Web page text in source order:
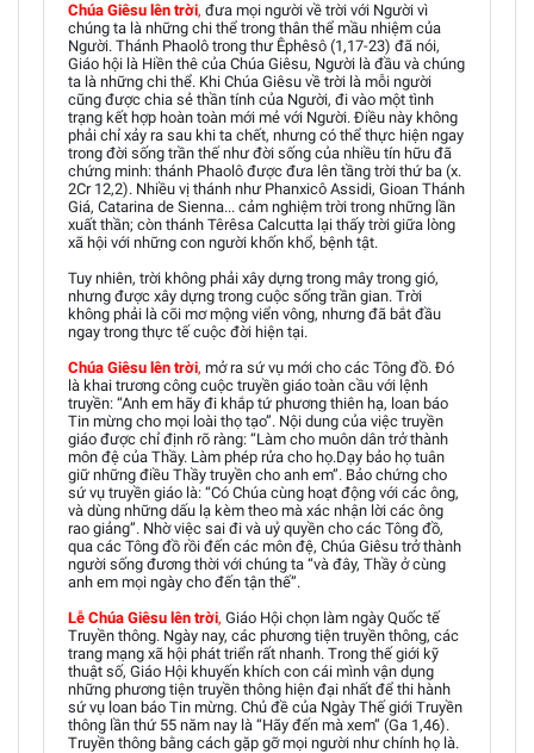
Chúa Giêsu lên trời, đưa mọi người về trời với Người vì
chúng ta là những chi thể trong thân thể mầu nhiệm của
Người. Thánh Phaolô trong thư Êphêsô (1,17-23) đã nói,
Giáo hội là Hiền thê của Chúa Giêsu, Người là đầu và chúng
ta là những chi thể. Khi Chúa Giêsu về trời là mỗi người
cũng được chia sẻ thần tính của Người, đi vào một tình
trạng kết hợp hoàn toàn mới mẻ với Người. Điều này không
phải chỉ xảy ra sau khi ta chết, nhưng có thể thực hiện ngay
trong đời sống trần thế như đời sống của nhiều tín hữu đã
chứng minh: thánh Phaolô được đưa lên tầng trời thứ ba (x.
2Cr 12,2). Nhiều vị thánh như Phanxicô Assidi, Gioan Thánh
Giá, Catarina de Sienna... cảm nghiệm trời trong những lần
xuất thần; còn thánh Têrêsa Calcutta lại thấy trời giữa lòng
xã hội với những con người khốn khổ, bệnh tật.
Tuy nhiên, trời không phải xây dựng trong mây trong gió,
nhưng được xây dựng trong cuộc sống trần gian. Trời
không phải là cõi mơ mộng viển vông, nhưng đã bắt đầu
ngay trong thực tế cuộc đời hiện tại.
Chúa Giêsu lên trời, mở ra sứ vụ mới cho các Tông đồ. Đó
là khai trương công cuộc truyền giáo toàn cầu với lệnh
truyền: “Anh em hãy đi khắp tứ phương thiên hạ, loan báo
Tin mừng cho mọi loài thọ tạo”. Nội dung của việc truyền
giáo được chỉ định rõ ràng: “Làm cho muôn dân trở thành
môn đệ của Thầy. Làm phép rửa cho họ.Dạy bảo họ tuân
giữ những điều Thầy truyền cho anh em”. Bảo chứng cho
sứ vụ truyền giáo là: “Có Chúa cùng hoạt động với các ông,
và dùng những dấu lạ kèm theo mà xác nhận lời các ông
rao giảng”. Nhờ việc sai đi và uỷ quyền cho các Tông đồ,
qua các Tông đồ rồi đến các môn đệ, Chúa Giêsu trở thành
người sống đương thời với chúng ta “và đây, Thầy ở cùng
anh em mọi ngày cho đến tận thế”.
Lễ Chúa Giêsu lên trời, Giáo Hội chọn làm ngày Quốc tế
Truyền thông. Ngày nay, các phương tiện truyền thông, các
trang mạng xã hội phát triển rất nhanh. Trong thế giới kỹ
thuật số, Giáo Hội khuyến khích con cái mình vận dụng
những phương tiện truyền thông hiện đại nhất để thi hành
sứ vụ loan báo Tin mừng. Chủ đề của Ngày Thế giới Truyền
thông lần thứ 55 năm nay là “Hãy đến mà xem” (Ga 1,46).
Truyền thông bằng cách gặp gỡ mọi người như chính họ là.